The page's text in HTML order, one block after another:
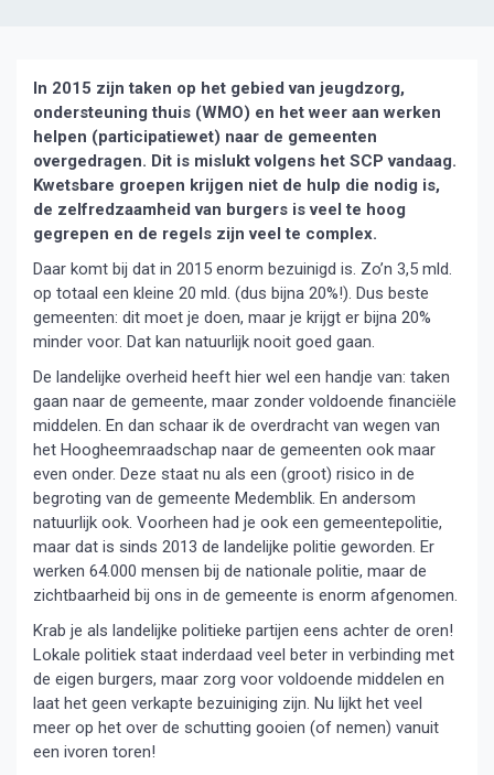
In 2015 zijn taken op het gebied van jeugdzorg,
ondersteuning thuis (WMO) en het weer aan werken
helpen (participatiewet) naar de gemeenten
overgedragen. Dit is mislukt volgens het SCP vandaag.
Kwetsbare groepen krijgen niet de hulp die nodig is,
de zelfredzaamheid van burgers is veel te hoog
gegrepen en de regels zijn veel te complex.
Daar komt bij dat in 2015 enorm bezuinigd is. Zo’n 3,5 mld.
op totaal een kleine 20 mld. (dus bijna 20%!). Dus beste
gemeenten: dit moet je doen, maar je krijgt er bijna 20%
minder voor. Dat kan natuurlijk nooit goed gaan.
De landelijke overheid heeft hier wel een handje van: taken
gaan naar de gemeente, maar zonder voldoende financiële
middelen. En dan schaar ik de overdracht van wegen van
het Hoogheemraadschap naar de gemeenten ook maar
even onder. Deze staat nu als een (groot) risico in de
begroting van de gemeente Medemblik. En andersom
natuurlijk ook. Voorheen had je ook een gemeentepolitie,
maar dat is sinds 2013 de landelijke politie geworden. Er
werken 64.000 mensen bij de nationale politie, maar de
zichtbaarheid bij ons in de gemeente is enorm afgenomen.
Krab je als landelijke politieke partijen eens achter de oren!
Lokale politiek staat inderdaad veel beter in verbinding met
de eigen burgers, maar zorg voor voldoende middelen en
laat het geen verkapte bezuiniging zijn. Nu lijkt het veel
meer op het over de schutting gooien (of nemen) vanuit
een ivoren toren!